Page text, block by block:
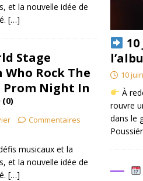
et la nouvelle idée de
[…]
Stage
Who Rock The
Prom Night In
(0)
Commentaires
musicaux et la
et la nouvelle idée de
[…]
10
À
rouvre
dans le